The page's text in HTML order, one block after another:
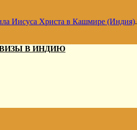
Иисуса Христа в Кашмире (Индия).
В ИНДИЮ